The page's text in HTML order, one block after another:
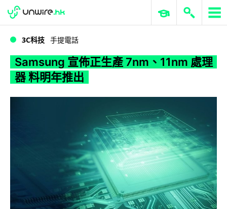
WWDC 2026 ERP 與商業 AI
3C科技 手提電話
Samsung 宣佈正生產 7nm、11nm 處理
器 料明年推出